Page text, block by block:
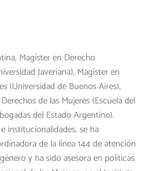
Magíster en Derecho
Javeriana), Magíster en
(Universidad de Buenos Aires),
de las Mujeres (Escuela del
del Estado Argentino).
institucionalidades, se ha
de la línea 144 de atención
y ha sido asesora en políticas